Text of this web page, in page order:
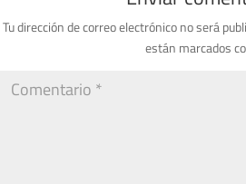
Tu dirección de correo electrónico no será
están marcados